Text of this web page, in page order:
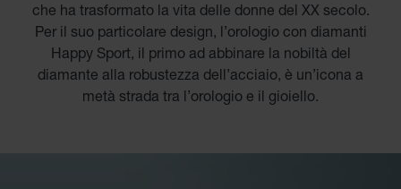
che ha trasformato la vita delle donne del XX secolo.
Per il suo particolare design, l’orologio con diamanti
Happy Sport, il primo ad abbinare la nobiltà del
diamante alla robustezza dell’acciaio, è un’icona a
metà strada tra l’orologio e il gioiello.